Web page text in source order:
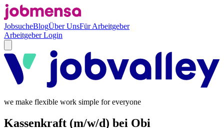
JobsucheBlogÜber UnsFür Arbeitgeber
Arbeitgeber Login
we make flexible work simple for everyone
Kassenkraft (m/w/d) bei Obi